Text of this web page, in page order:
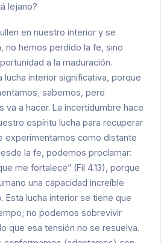
lejano?
en nuestro interior y se
no hemos perdido la fe, sino
a la maduración.
lucha interior significativa, porque
sabemos, pero
a hacer. La incertidumbre hace
espíritu lucha para recuperar
experimentamos como distante
la fe, podemos proclamar:
me fortalece” (Fil 4.13), porque
una capacidad increíble
Esta lucha interior se tiene que
no podemos sobrevivir
que esa tensión no se resuelva.